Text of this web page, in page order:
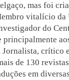
mas foi
vitalício
do
Jornalista, crítico
de 130
em